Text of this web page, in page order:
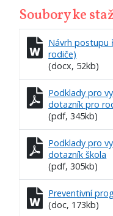
Soubory ke
Návrh postupu
rodiče)
(docx, 52kb)
Podklady pro
dotazník pro
(pdf, 345kb)
Podklady pro
dotazník škola
(pdf, 305kb)
Preventivní
(doc, 173kb)